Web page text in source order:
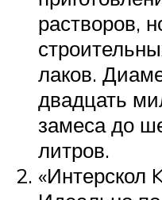
растворов,
лаков.
двадцать
замеса до
литров.
«Интерскол